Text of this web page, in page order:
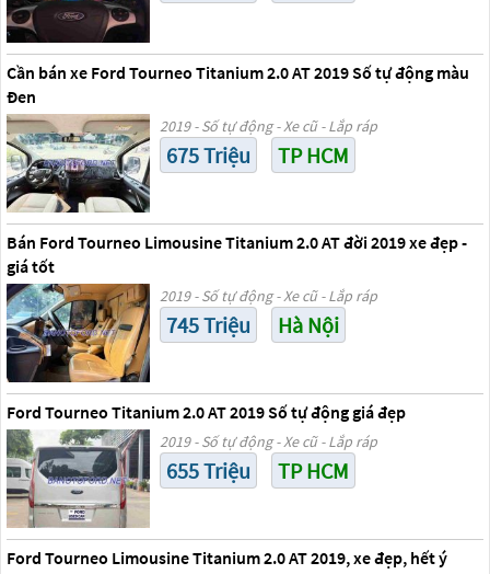
Cần bán xe Ford Tourneo Titanium 2.0 AT 2019 Số tự động màu
Đen
2019 - Số tự động - Xe cũ - Lắp ráp
675 Triệu TP HCM
Bán Ford Tourneo Limousine Titanium 2.0 AT đời 2019 xe đẹp -
giá tốt
2019 - Số tự động - Xe cũ - Lắp ráp
745 Triệu Hà Nội
Ford Tourneo Titanium 2.0 AT 2019 Số tự động giá đẹp
2019 - Số tự động - Xe cũ - Lắp ráp
655 Triệu TP HCM
Ford Tourneo Limousine Titanium 2.0 AT 2019, xe đẹp, hết ý